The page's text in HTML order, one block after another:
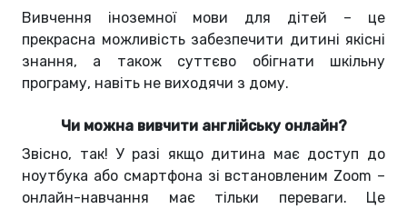
Вивчення іноземної мови для дітей – це
прекрасна можливість забезпечити дитині якісні
знання, а також суттєво обігнати шкільну
програму, навіть не виходячи з дому.
Чи можна вивчити англійську онлайн?
Звісно, так! У разі якщо дитина має доступ до
ноутбука або смартфона зі встановленим Zoom –
онлайн-навчання має тільки переваги. Це